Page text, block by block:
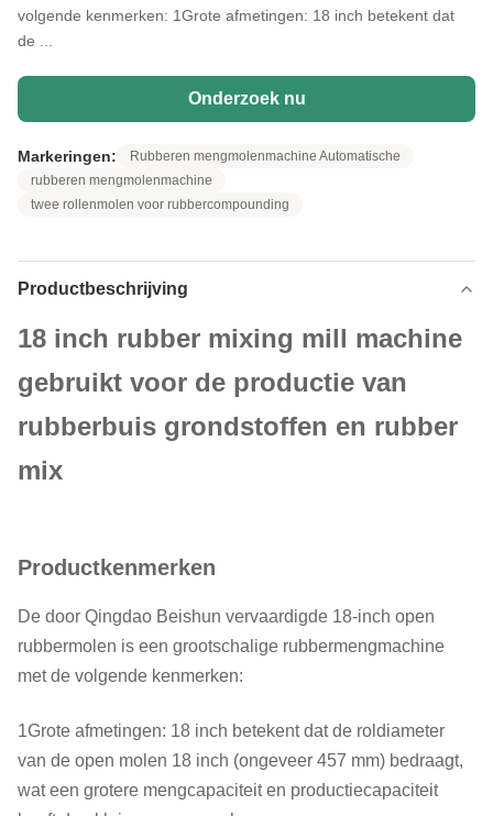
volgende kenmerken: 1Grote afmetingen: 18 inch betekent dat
de ...
Onderzoek nu
Markeringen:
Rubberen mengmolenmachine Automatische
rubberen mengmolenmachine
twee rollenmolen voor rubbercompounding
Productbeschrijving
18 inch rubber mixing mill machine
gebruikt voor de productie van
rubberbuis grondstoffen en rubber
mix
Productkenmerken
De door Qingdao Beishun vervaardigde 18-inch open
rubbermolen is een grootschalige rubbermengmachine
met de volgende kenmerken:
1Grote afmetingen: 18 inch betekent dat de roldiameter
van de open molen 18 inch (ongeveer 457 mm) bedraagt,
wat een grotere mengcapaciteit en productiecapaciteit